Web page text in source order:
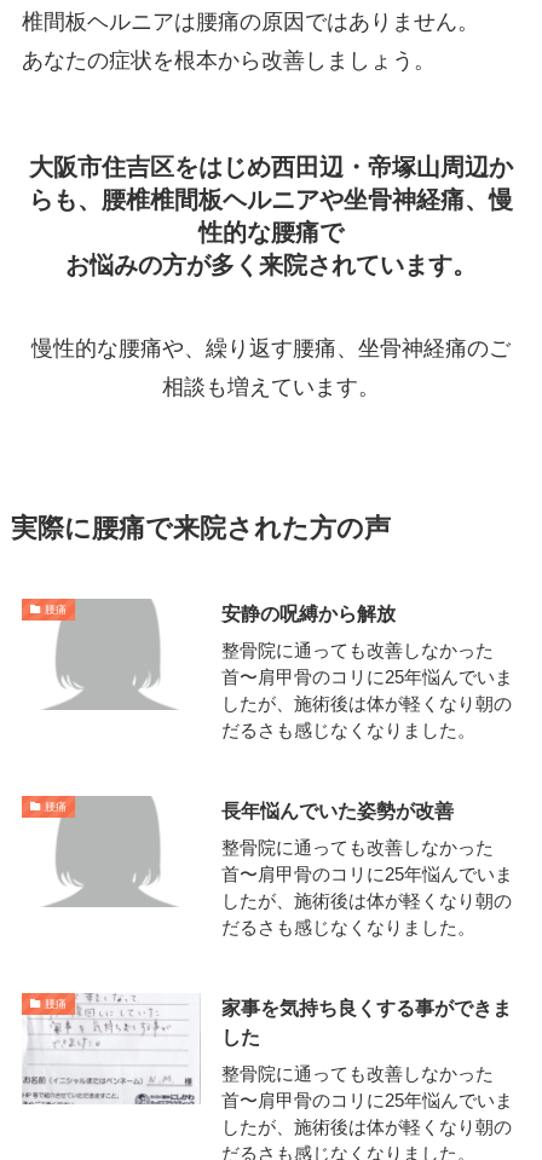
椎間板ヘルニアは腰痛の原因ではありません。
あなたの症状を根本から改善しましょう。
大阪市住吉区をはじめ西田辺・帝塚山周辺か
らも、腰椎椎間板ヘルニアや坐骨神経痛、慢
性的な腰痛で
お悩みの方が多く来院されています。
慢性的な腰痛や、繰り返す腰痛、坐骨神経痛のご
相談も増えています。
実際に腰痛で来院された方の声
腰痛 安静の呪縛から解放
整骨院に通っても改善しなかった
首〜肩甲骨のコリに25年悩んでいま
したが、施術後は体が軽くなり朝の
だるさも感じなくなりました。
腰痛 長年悩んでいた姿勢が改善
整骨院に通っても改善しなかった
首〜肩甲骨のコリに25年悩んでいま
したが、施術後は体が軽くなり朝の
だるさも感じなくなりました。
腰痛
家事を気持ち良くする事ができま
した
整骨院に通っても改善しなかった
首〜肩甲骨のコリに25年悩んでいま
したが、施術後は体が軽くなり朝の
だるさも感じなくなりました。